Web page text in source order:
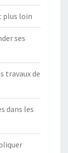
plus loin
ses
travaux de
dans les